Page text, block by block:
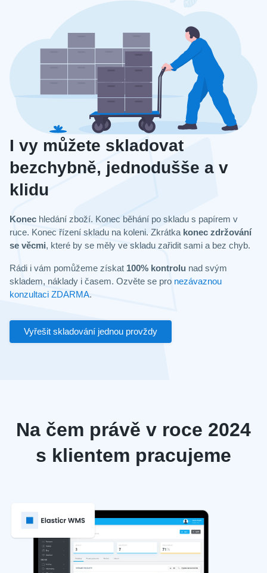
I vy můžete skladovat
bezchybně, jednodušše a v
klidu
Konec hledání zboží. Konec běhání po skladu s papírem v
ruce. Konec řízení skladu na koleni. Zkrátka konec zdržování
se věcmi, které by se měly ve skladu zařidit sami a bez chyb.
Rádi i vám pomůžeme získat 100% kontrolu nad svým
skladem, náklady i časem. Ozvěte se pro nezávaznou
konzultaci ZDARMA.
Vyřešit skladování jednou provždy
Na čem právě v roce 2024
s klientem pracujeme